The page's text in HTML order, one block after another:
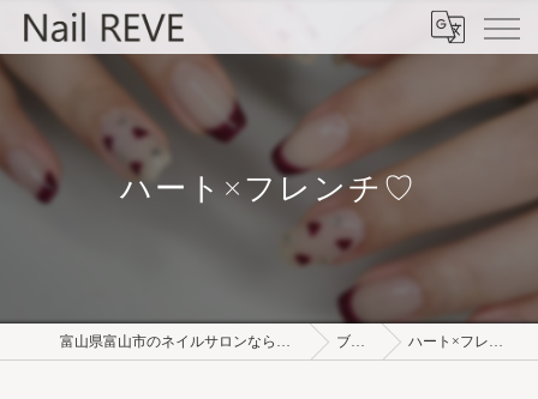
ハート×フレンチ♡⁡
富山県富山市のネイルサロンならNail REVE ブログ ハート×フレンチ♡⁡